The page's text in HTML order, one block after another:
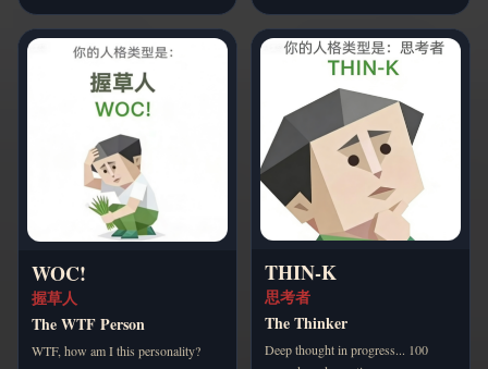
WOC!
握草人
The WTF Person
WTF, how am I this personality?
THIN-K
思考者
The Thinker
Deep thought in progress... 100